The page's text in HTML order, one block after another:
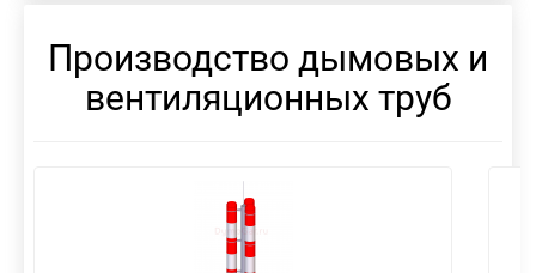
Производство дымовых и
вентиляционных труб